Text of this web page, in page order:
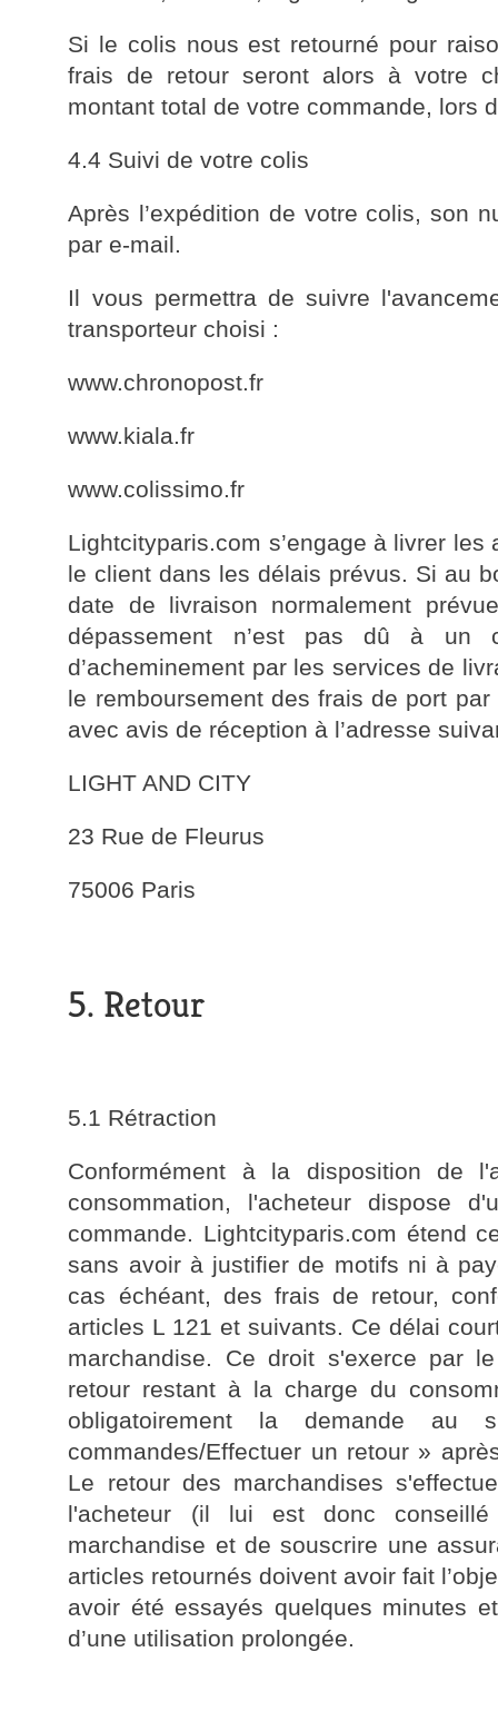
Si le colis nous est retourné pour
frais de retour seront alors à votre
montant total de votre commande, lors
4.4 Suivi de votre colis
Après l’expédition de votre colis, son
par e-mail.
Il vous permettra de suivre
transporteur choisi :
www.chronopost.fr
www.kiala.fr
www.colissimo.fr
Lightcityparis.com s’engage à livrer
le client dans les délais prévus. Si au
date de livraison normalement
dépassement n’est pas dû à un
d’acheminement par les services de
le remboursement des frais de port
avec avis de réception à l’adresse
LIGHT AND CITY
23 Rue de Fleurus
75006 Paris
5. Retour
5.1 Rétraction
Conformément à la disposition de
consommation, l'acheteur dispose
commande. Lightcityparis.com étend
sans avoir à justifier de motifs ni à
cas échéant, des frais de retour,
articles L 121 et suivants. Ce délai
marchandise. Ce droit s'exerce par
retour restant à la charge du
obligatoirement la demande
commandes/Effectuer un retour »
Le retour des marchandises
l'acheteur (il lui est donc
marchandise et de souscrire une
articles retournés doivent avoir fait
avoir été essayés quelques minutes
d’une utilisation prolongée.